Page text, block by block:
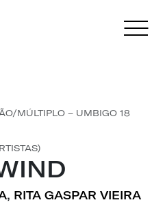
MÚLTIPLO – UMBIGO 18
, RITA GASPAR VIEIRA